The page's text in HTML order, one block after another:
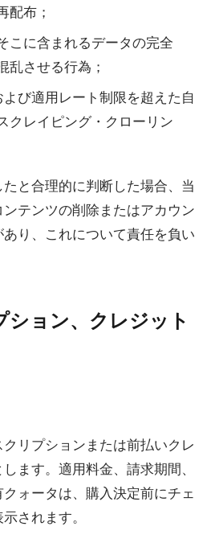
配布；
こに含まれるデータの完全
乱させる行為；
び適用レート制限を超えた自
クレイピング・クローリン
と合理的に判断した場合、当
テンツの削除またはアカウン
あり、これについて責任を負い
ョン、クレジット
リプションまたは前払いクレ
ます。適用料金、請求期間、
ォータは、購入決定前にチェ
されます。